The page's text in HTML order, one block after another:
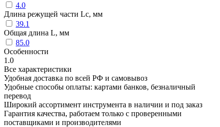
4.0
Длина режущей части Lc, мм
39.1
Общая длина L, мм
85.0
Особенности
1.0
Все характеристики
Удобная доставка по всей РФ и самовывоз
Удобные способы оплаты: картами банков, безналичный
перевод
Широкий ассортимент инструмента в наличии и под заказ
Гарантия качества, работаем только с проверенными
поставщиками и производителями